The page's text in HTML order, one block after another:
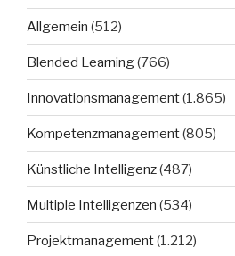
Allgemein (512)
Blended Learning(766)
Innovationsmanagement(1.865)
Kompetenzmanagement(805)
Künstliche Intelligenz(487)
Multiple Intelligenzen (534)
Projektmanagement(1.212)